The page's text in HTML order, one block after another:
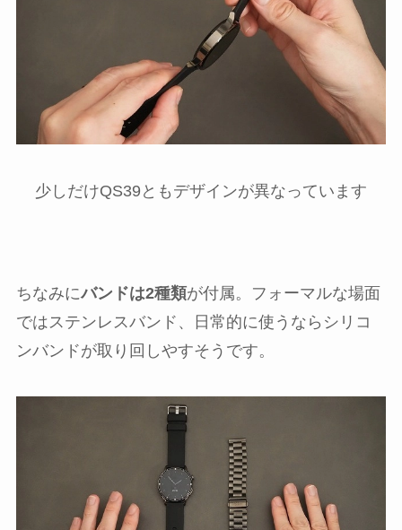
少しだけQS39ともデザインが異なっています
ちなみにバンドは2種類が付属。フォーマルな場面
ではステンレスバンド、日常的に使うならシリコ
ンバンドが取り回しやすそうです。